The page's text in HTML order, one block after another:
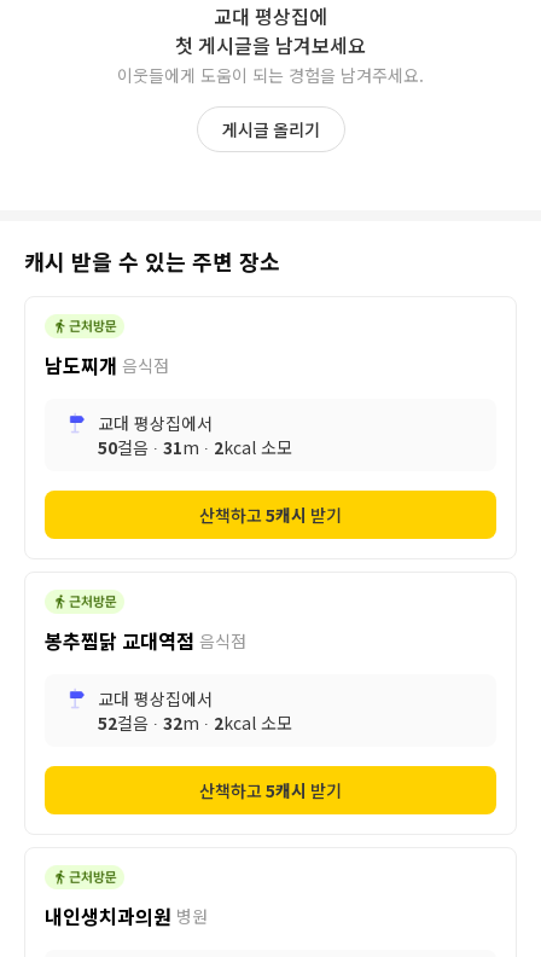
교대 평상집에
첫 게시글을 남겨보세요
이웃들에게 도움이 되는 경험을 남겨주세요.
게시글 올리기
캐시 받을 수 있는 주변 장소
남도찌개 음식점
교대 평상집에서
50걸음 ∙ 31m ∙ 2kcal 소모
산책하고5캐시 받기
봉추찜닭 교대역점 음식점
교대 평상집에서
52걸음 ∙ 32m ∙ 2kcal 소모
산책하고5캐시 받기
내인생치과의원 병원